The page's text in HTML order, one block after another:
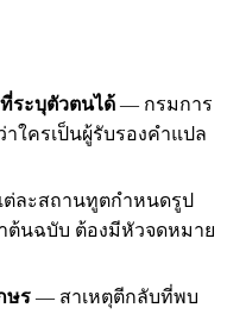
ระบุตัวตนได้ — กรมการ
ใครเป็นผู้รับรองคำแปล
ต่ละสถานทูตกำหนดรูป
ต้นฉบับ ต้องมีหัวจดหมาย
ษร — สาเหตุตีกลับที่พบ